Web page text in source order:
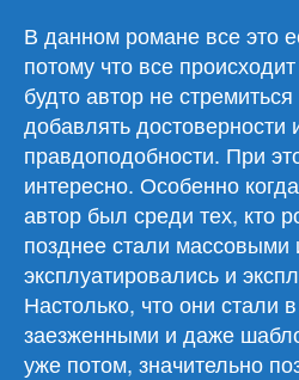
В данном романе все это
потому что все
будто автор не
добавлять достоверности
правдоподобности. При
интересно. Особенно
автор был среди тех, кто
позднее стали массовыми
эксплуатировались и
Настолько, что они стали
заезженными и даже
уже потом, значительно